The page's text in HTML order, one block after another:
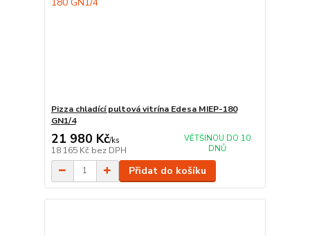
Pizza chladící pultová vitrína Edesa MIEP-180
GN1/4
21 980 Kč/ks
18 165 Kč bez DPH
VĚTŠINOU DO 10
DNŮ
Přidat do košíku